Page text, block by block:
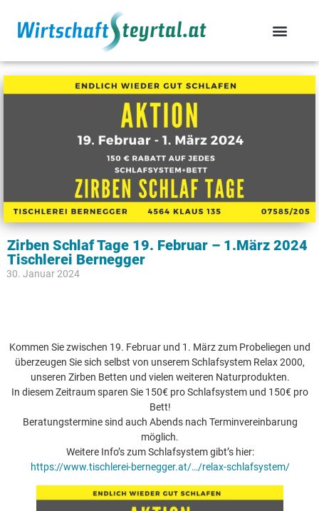
Zirben Schlaf Tage 19. Februar – 1.März 2024
Tischlerei Bernegger
30. Januar 2024
Kommen Sie zwischen 19. Februar und 1. März zum Probeliegen und
überzeugen Sie sich selbst von unserem Schlafsystem Relax 2000,
unseren Zirben Betten und vielen weiteren Naturprodukten.
In diesem Zeitraum sparen Sie 150€ pro Schlafsystem und 150€ pro
Bett!
Beratungstermine sind auch Abends nach Terminvereinbarung
möglich.
Weitere Info’s zum Schlafsystem gibt’s hier:
https://www.tischlerei-bernegger.at/…/relax-schlafsystem/